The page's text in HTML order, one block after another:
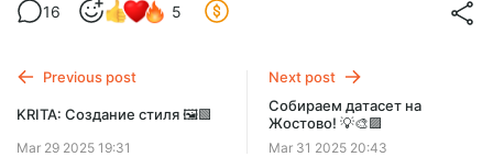
Изучаем особенности написания промтов. Тестируем
НЕЙРО-КРАФТЕР
16 5
Previous post
KRITA: Создание стиля 🖼️🟩
Mar 29 2025 19:31
Next post
Собираем датасет на
Жостово! 💡🎨🟪
Mar 31 2025 20:43